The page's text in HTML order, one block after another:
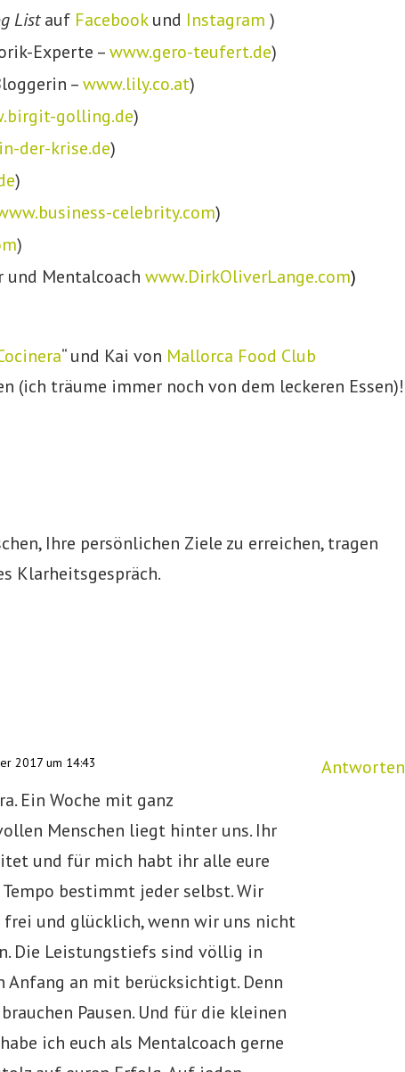
Listauf Facebookund Instagram)
Experte –www.gero-teufert.de)
–www.lily.co.at)
golling.de)
der-krise.de)
)
celebrity.com)
)
und Mentalcoachwww.DirkOliverLange.com)
“ und Kai von Mallorca Food Club
(ich träume immer noch von dem leckeren Essen)!
Ihre persönlichen Ziele zu erreichen, tragen
Klarheitsgespräch.
2017 um 14:43
Ein Woche mit ganz
Menschen liegt hinter uns. Ihr
und für mich habt ihr alle eure
bestimmt jeder selbst. Wir
und glücklich, wenn wir uns nicht
Die Leistungstiefs sind völlig in
Anfang an mit berücksichtigt. Denn
Pausen. Und für die kleinen
ich euch als Mentalcoach gerne
Antworten